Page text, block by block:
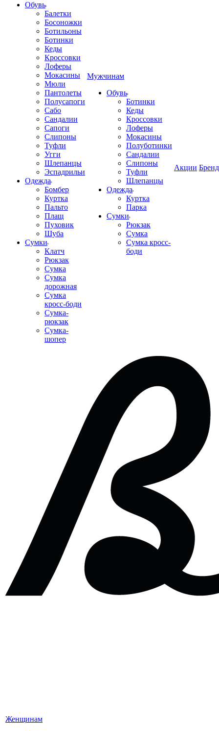
Обувь
Балетки
Босоножки
Ботильоны
Ботинки
Кеды
Кроссовки
Лоферы
Мокасины
Мюли
Пантолеты
Полусапоги
Сабо
Сандалии
Сапоги
Слипоны
Туфли
Угги
Шлепанцы
Эспадрильи
Одежда
Бомбер
Куртка
Пальто
Плащ
Пуховик
Шуба
Сумки
Клатч
Рюкзак
Сумка
Сумка
дорожная
Сумка
кросс-боди
Сумка-
рюкзак
Сумка-
шопер
Мужчинам
Обувь
Ботинки
Кеды
Кроссовки
Лоферы
Мокасины
Полуботинки
Сандалии
Слипоны
Туфли
Шлепанцы
Одежда
Куртка
Парка
Сумки
Рюкзак
Сумка
Сумка кросс-
боди
Акции
Женщинам